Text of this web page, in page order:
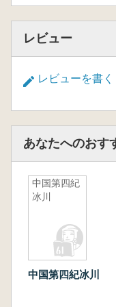
第五册,共收录
分别为《拊掌
撰)、《万柳溪
闻》(俞德邻撰)
撰)、《野服考
时期的笔记进行
广记》又名《精
话诗林广记》,
关评论,内容丰
观念和士人思
第七册,收录了
レビュー
レビューを書く
あなたへのおす
中国第四紀
冰川
中国第四紀冰川